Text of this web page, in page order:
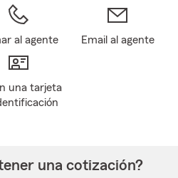
al agente Email al agente
una tarjeta
una cotización?